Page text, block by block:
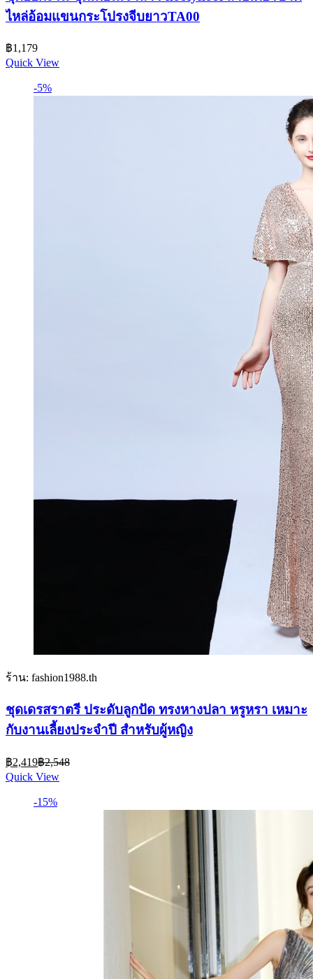
ไหล่อ้อมแขนกระโปรงจีบยาวTA00
฿1,179
Quick View
-5%
ร้าน: fashion1988.th
ชุดเดรสราตรี ประดับลูกปัด ทรงหางปลา หรูหรา เหมาะ
กับงานเลี้ยงประจําปี สําหรับผู้หญิง
฿2,419Current
price
is:
฿2,419.
฿2,548
Quick View
-15%